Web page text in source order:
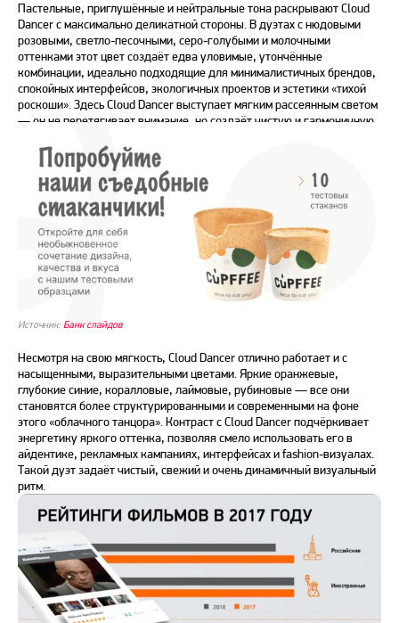
Пастельные, приглушённые и нейтральные тона раскрывают Cloud
Dancer с максимально деликатной стороны. В дуэтах с нюдовыми
розовыми, светло-песочными, серо-голубыми и молочными
оттенками этот цвет создаёт едва уловимые, утончённые
комбинации, идеально подходящие для минималистичных брендов,
спокойных интерфейсов, экологичных проектов и эстетики «тихой
роскоши». Здесь Cloud Dancer выступает мягким рассеянным светом
— он не перетягивает внимание, но создаёт чистую и гармоничную
Источник: Банк слайдов
Несмотря на свою мягкость, Cloud Dancer отлично работает и с
насыщенными, выразительными цветами. Яркие оранжевые,
глубокие синие, коралловые, лаймовые, рубиновые — все они
становятся более структурированными и современными на фоне
этого «облачного танцора». Контраст с Cloud Dancer подчёркивает
энергетику яркого оттенка, позволяя смело использовать его в
айдентике, рекламных кампаниях, интерфейсах и fashion-визуалах.
Такой дуэт задаёт чистый, свежий и очень динамичный визуальный
ритм.